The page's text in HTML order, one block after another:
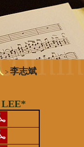
> 李志斌
LEE*